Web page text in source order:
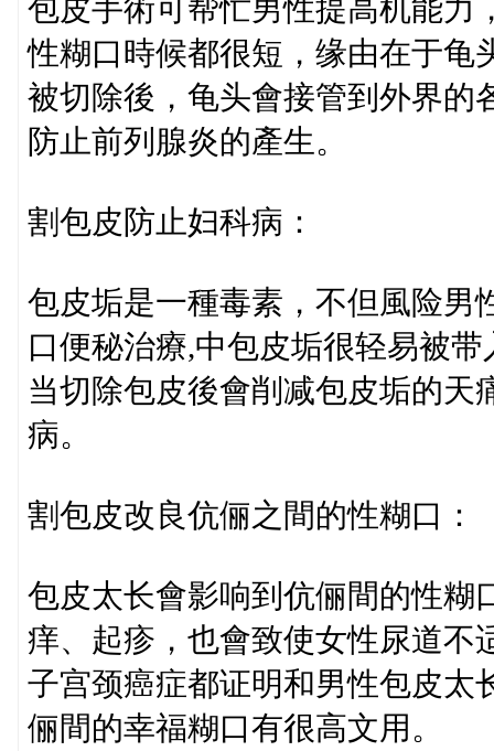
包皮手術可帮忙男性提高机能力
性糊口時候都很短，缘由在于龟
被切除後，龟头會接管到外界的
防止前列腺炎的產生。
割包皮防止妇科病：
包皮垢是一種毒素，不但風险男
口便秘治療,中包皮垢很轻易被
当切除包皮後會削减包皮垢的天
病。
割包皮改良伉俪之間的性糊口：
包皮太长會影响到伉俪間的性糊
痒、起疹，也會致使女性尿道不
子宫颈癌症都证明和男性包皮太
俪間的幸福糊口有很高文用。